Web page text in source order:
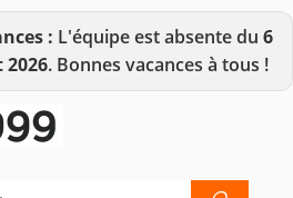
: L'équipe est absente du 6
2026. Bonnes vacances à tous !